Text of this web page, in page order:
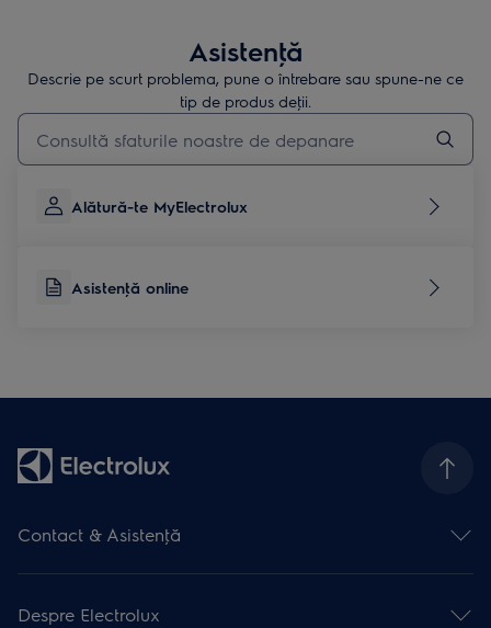
Asistenţă
Descrie pe scurt problema, pune o întrebare sau spune-ne ce
tip de produs deţii.
Type to search for support articles
Alătură-te MyElectrolux
Asistenţă online
Contact & Asistenţă
Asistenţă online
Despre Electrolux